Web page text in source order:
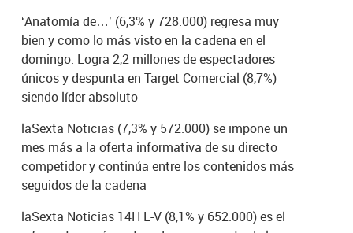
‘Anatomía de…’ (6,3% y 728.000) regresa muy
bien y como lo más visto en la cadena en el
domingo. Logra 2,2 millones de espectadores
únicos y despunta en Target Comercial (8,7%)
siendo líder absoluto
laSexta Noticias (7,3% y 572.000) se impone un
mes más a la oferta informativa de su directo
competidor y continúa entre los contenidos más
seguidos de la cadena
laSexta Noticias 14H L-V (8,1% y 652.000) es el